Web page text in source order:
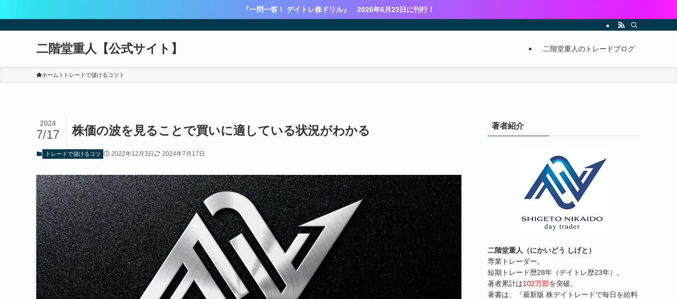
『一問一答！ デイトレ株ドリル』 2026年6月23日に刊行！
二階堂重人【公式サイト】 二階堂重人のトレードブログ
ホーム トレードで儲けるコツ
株価の波を見ることで買いに適している状況がわかる
2024
7/17
トレードで儲けるコツ 2022年12月3日 2024年7月17日
著者紹介
二階堂重人（にかいどう しげと）
専業トレーダー。
短期トレード歴28年（デイトレ歴23年）。
著者累計は102万部を突破。
著書は、『最新版 株デイトレードで毎日を給料